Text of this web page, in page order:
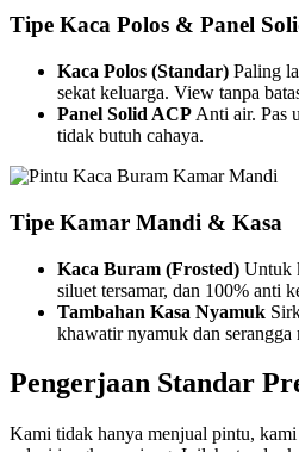
Tipe Kaca Polos & Panel
Kaca Polos (Standar) Paling
sekat keluarga. View tanpa
Panel Solid ACP Anti air. Pas
tidak butuh cahaya.
Tipe Kamar Mandi & Kasa
Kaca Buram (Frosted) Untuk
siluet tersamar, dan 100% anti
Tambahan Kasa Nyamuk
khawatir nyamuk dan serangga
Pengerjaan Standar
Kami tidak hanya menjual pintu,